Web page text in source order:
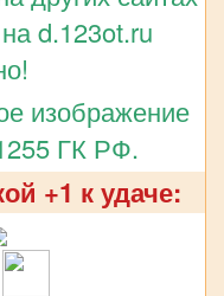
d.123ot.ru
изображение
ГК РФ.
+1 к удаче: